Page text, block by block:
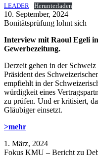
LEADER Herunterladen
10. September, 2024
Bonitätsprüfung lohnt sich
Interview mit Raoul Egeli
Gewerbezeitung.
Derzeit gehen in der
Präsident des
empfiehlt in der
würdigkeit eines
zu prüfen. Und er kri­ti­siert,
Gläubiger einsetzt.
>mehr
1. März, 2024
Fokus KMU – Bericht zu